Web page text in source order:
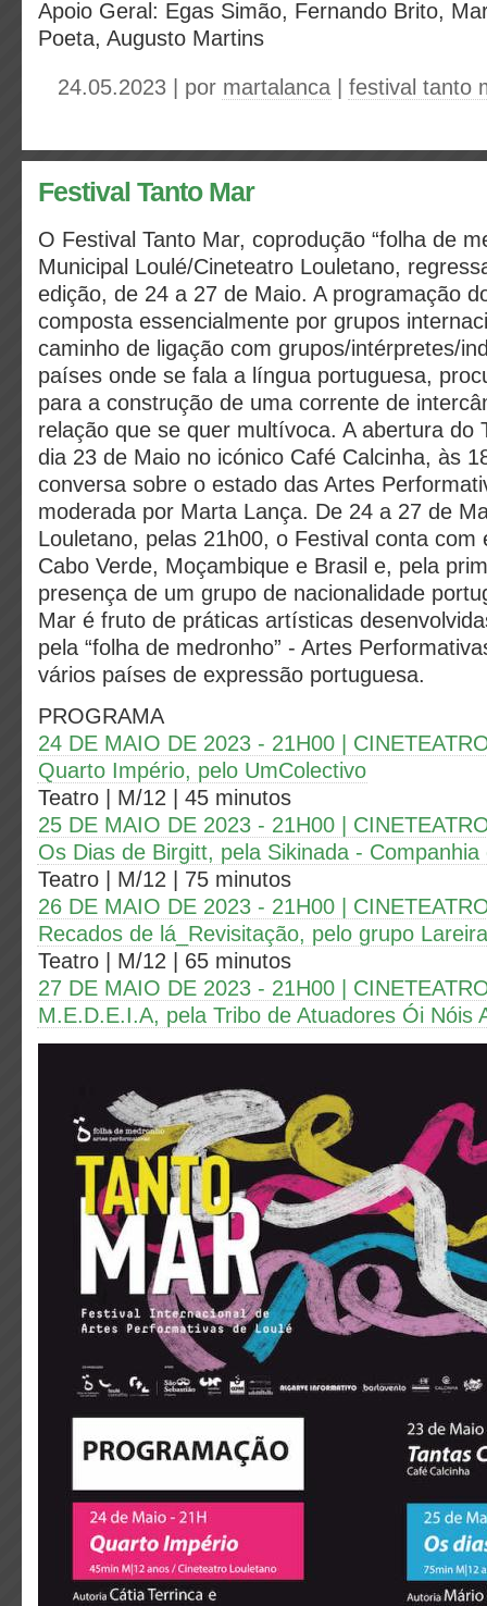
Apoio Geral: Egas Simão, Fernando Brito,
Poeta, Augusto Martins
24.05.2023 | por martalanca festival tanto
Festival Tanto Mar
O Festival Tanto Mar, coprodução “folha de
Municipal Loulé/Cineteatro Louletano,
edição, de 24 a 27 de Maio. A programação
composta essencialmente por grupos
caminho de ligação com grupos/intérpretes/
países onde se fala a língua portuguesa,
para a construção de uma corrente de
relação que se quer multívoca. A abertura do
dia 23 de Maio no icónico Café Calcinha, às
conversa sobre o estado das Artes
moderada por Marta Lança. De 24 a 27 de
Louletano, pelas 21h00, o Festival conta com
Cabo Verde, Moçambique e Brasil e, pela
presença de um grupo de nacionalidade
Mar é fruto de práticas artísticas
pela “folha de medronho” - Artes
vários países de expressão portuguesa.
PROGRAMA
24 DE MAIO DE 2023 - 21H00 |
Quarto Império, pelo UmColectivo
Teatro | M/12 | 45 minutos
25 DE MAIO DE 2023 - 21H00 |
Os Dias de Birgitt, pela Sikinada - Companhia
Teatro | M/12 | 75 minutos
26 DE MAIO DE 2023 - 21H00 |
Recados de lá_Revisitação, pelo grupo
Teatro | M/12 | 65 minutos
27 DE MAIO DE 2023 - 21H00 |
M.E.D.E.I.A, pela Tribo de Atuadores Ói Nóis